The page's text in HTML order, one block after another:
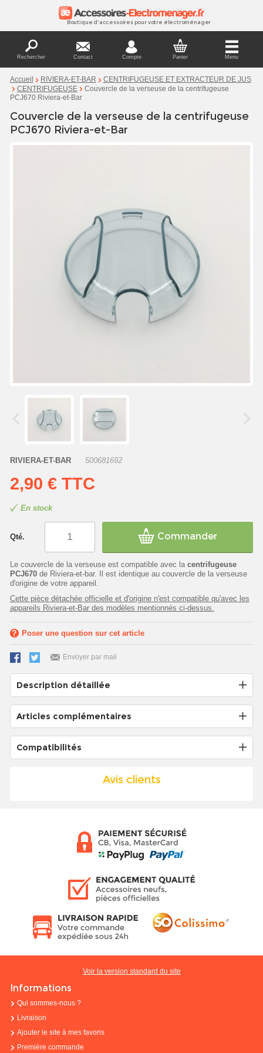
Boutique d'accessoires pour votre électroménager
Rechercher Contact Compte Panier Menu
Accueil RIVIERA-ET-BAR
CENTRIFUGEUSE ET EXTRACTEUR DE JUS
CENTRIFUGEUSE
Couvercle de la verseuse de la centrifugeuse
PCJ670 Riviera-et-Bar
Couvercle de la verseuse de la centrifugeuse
PCJ670 Riviera-et-Bar
RIVIERA-ET-BAR 500681692
2,90 € TTC
En stock
Qté. Commander
Le couvercle de la verseuse est compatible avec la centrifugeuse
PCJ670de Riviera-et-bar. Il est identique au couvercle de la verseuse
d'origine de votre appareil.
Cette pièce détachée officielle et d'origine n'est compatible qu'avec les
appareils Riviera-et-Bar des modèles mentionnés ci-dessus.
Poser une question sur cet article
Envoyer par mail
Description détaillée
Articles complémentaires
Compatibilités
Avis clients
Voir la version standard du site
Informations
Qui sommes-nous ?
Livraison
Ajouter le site à mes favoris
Première commande